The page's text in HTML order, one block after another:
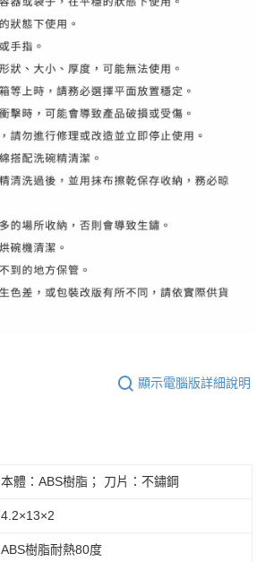
顯示電腦版詳細說明
本體：ABS樹脂； 刀片：不鏽鋼
4.2×13×2
ABS樹脂耐熱80度